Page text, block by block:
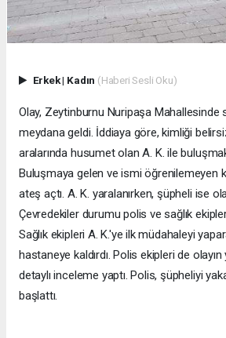
Erkek| Kadın (Haberi Sesli Oku)
Olay, Zeytinburnu Nuripaşa Mahallesinde
meydana geldi. İddiaya göre, kimliği
aralarında husumet olan A. K. ile
Buluşmaya gelen ve ismi öğrenilemeyen
ateş açtı. A. K. yaralanırken, şüpheli ise
Çevredekiler durumu polis ve sağlık
Sağlık ekipleri A. K.'ye ilk müdahaleyi
hastaneye kaldırdı. Polis ekipleri de olayın
detaylı inceleme yaptı. Polis, şüpheliyi
başlattı.